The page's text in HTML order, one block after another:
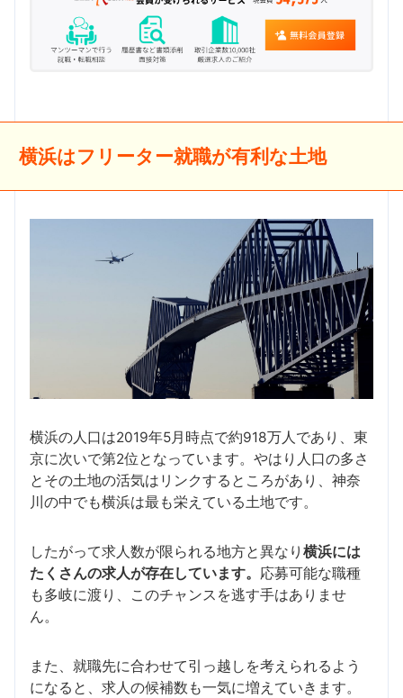
横浜はフリーター就職が有利な土地
横浜の人口は2019年5月時点で約918万人であり、東
京に次いで第2位となっています。やはり人口の多さ
とその土地の活気はリンクするところがあり、神奈
川の中でも横浜は最も栄えている土地です。
したがって求人数が限られる地方と異なり 横浜には
たくさんの求人が存在しています。 応募可能な職種
も多岐に渡り、このチャンスを逃す手はありませ
ん。
また、就職先に合わせて引っ越しを考えられるよう
になると、求人の候補数も一気に増えていきます。